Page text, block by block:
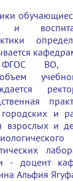
и
ФГОС ВО,
городских и
взрослых и
- доцент
Альфия